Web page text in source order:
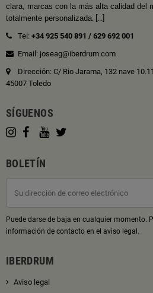
clara, marcas con la más alta calidad del
totalmente personalizada. [...]
Tel: +34 925 540 891 / 629 692 001
Email: joseag@iberdrum.com
Dirección: C/ Rio Jarama, 132 nave 10.11
45007 Toledo
SÍGUENOS
BOLETÍN
Puede darse de baja en cualquier momento.
información de contacto en el aviso legal.
IBERDRUM
Aviso legal